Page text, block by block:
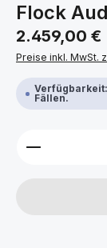
Flock
Regulärer Preis:
2.459,00 €
Preise inkl. MwSt.
Fällen.
Produkt